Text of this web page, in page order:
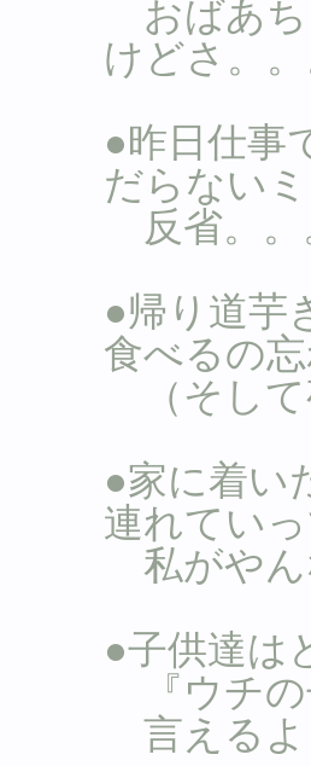
おばあち
けどさ。
●昨日仕事
だらないミ
反省。。
●帰り道芋
食べるの
（そして
●家に着い
連れてい
私がやん
●子供達は
『ウチの
言えるよ